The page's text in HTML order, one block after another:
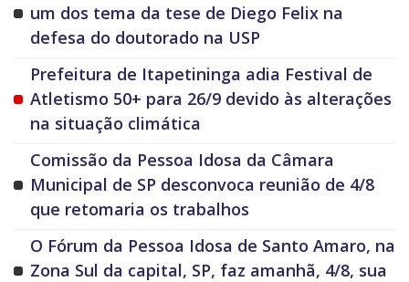
um dos tema da tese de Diego Felix na
defesa do doutorado na USP
Prefeitura de Itapetininga adia Festival de
Atletismo 50+ para 26/9 devido às alterações
na situação climática
Comissão da Pessoa Idosa da Câmara
Municipal de SP desconvoca reunião de 4/8
que retomaria os trabalhos
O Fórum da Pessoa Idosa de Santo Amaro, na
Zona Sul da capital, SP, faz amanhã, 4/8, sua